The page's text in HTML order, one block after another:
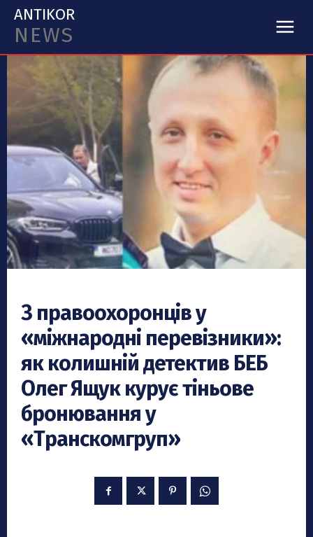
ANTIKOR
NEWS
З правоохоронців у
«міжнародні перевізники»:
як колишній детектив БЕБ
Олег Ящук курує тіньове
бронювання у
«Транскомгруп»